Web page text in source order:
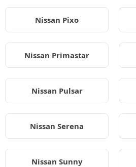
Nissan Pixo
Nissan Primastar
Nissan Pulsar
Nissan Serena
Nissan Sunny